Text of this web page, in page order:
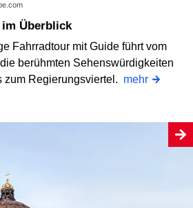
im Überblick
Fahrradtour mit Guide führt vom
berühmten Sehenswürdigkeiten
zum Regierungsviertel. mehr